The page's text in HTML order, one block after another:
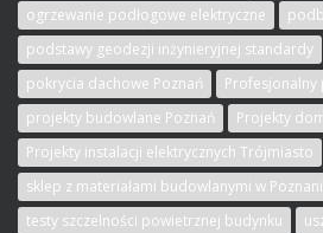
ogrzewanie podłogowe elektryczne
podstawy geodezji inżynieryjnej standardy
pokrycia dachowe Poznań
projekty budowlane Poznań
Projekty
Projekty instalacji elektrycznych Trójmiasto
sklep z materiałami budowlanymi w
testy szczelności powietrznej budynku